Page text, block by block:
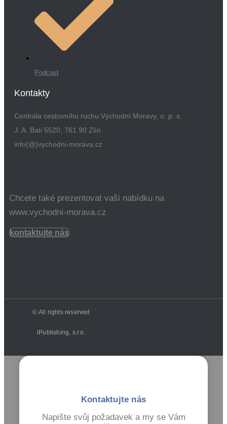
Podcast
Kontakty
Centrála cestovního ruchu Východní Moravy, o. p. s.
J. A. Bati 5520, 761 90 Zlín
info(@)vychodni-morava.cz
Chcete také prezentovat vaši nabídku na
www.vychodni-morava.cz
kontaktujte nás
© All rights reserved
iPublishing, s.r.o.
Kontaktujte nás
Napište svůj požadavek a my se Vám